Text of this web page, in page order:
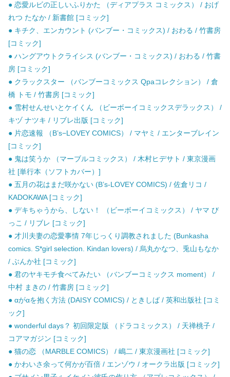
● 恋愛ルビの正しいふりかた （ディアプラス コミックス） / おげ
れつ たなか / 新書館 [コミック]
● キチク、エンカウント (バンブー・コミックス) / おわる / 竹書房
[コミック]
● ハングアウトクライシス (バンブー・コミックス) / おわる / 竹書
房 [コミック]
● クラックスター （バンブーコミックス Qpaコレクション） / 倉
橋 トモ / 竹書房 [コミック]
● 雪村せんせいとケイくん （ビーボーイコミックスデラックス） /
キヅ ナツキ / リブレ出版 [コミック]
● 片恋速報 （B’s−LOVEY COMICS） / マヤミ / エンターブレイン
[コミック]
● 鬼は笑うか （マーブルコミックス） / 木村ヒデサト / 東京漫画
社 [単行本（ソフトカバー）]
● 五月の花はまだ咲かない (B’s-LOVEY COMICS) / 佐倉リコ /
KADOKAWA [コミック]
● デキちゃうから、しない！ （ビーボーイコミックス） / ヤマ び
っこ / リブレ [コミック]
● 才川夫妻の恋愛事情 7年じっくり調教されました (Bunkasha
comics. S*girl selection. Kindan lovers) / 烏丸かなつ、兎山もなか
/ ぶんか社 [コミック]
● 君のヤキモチ食べてみたい （バンブーコミックス moment） /
中村 まきの / 竹書房 [コミック]
● αがαを抱く方法 (DAISY COMICS) / ときしば / 英和出版社 [コミ
ック]
● wonderful days？ 初回限定版 （ドラコミックス） / 天禅桃子 /
コアマガジン [コミック]
● 猫の恋 （MARBLE COMICS） / 嶋二 / 東京漫画社 [コミック]
● かわいさ余って何かが百倍 / エンゾウ / オークラ出版 [コミック]